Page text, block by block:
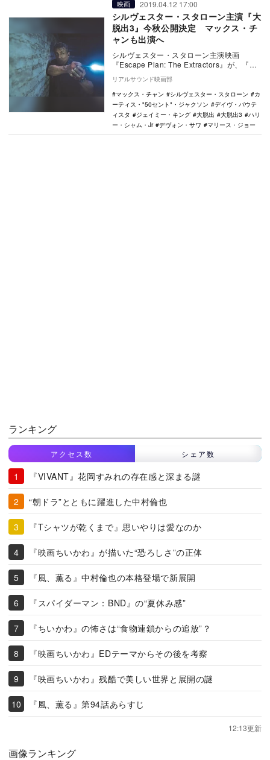
映画 2019.04.12 17:00
シルヴェスター・スタローン主演『大
脱出3』今秋公開決定 マックス・チ
ャンも出演へ
シルヴェスター・スタローン主演映画
『Escape Plan: The Extractors』が、『大
脱出3』の邦題で今秋公開され…
リアルサウンド映画部
マックス・チャン
シルヴェスター・スタローン
カ
ーティス・"50セント"・ジャクソン
デイヴ・バウテ
ィスタ
ジェイミー・キング 大脱出 大脱出3
ハリ
ー・シャム・Jr
デヴォン・サワ マリース・ジョー
ランキング
アクセス数 シェア数
『VIVANT』花岡すみれの存在感と深まる謎
“朝ドラ”とともに躍進した中村倫也
『Tシャツが乾くまで』思いやりは愛なのか
『映画ちいかわ』が描いた“恐ろしさ”の正体
『風、薫る』中村倫也の本格登場で新展開
『スパイダーマン：BND』の“夏休み感”
『ちいかわ』の怖さは“食物連鎖からの追放”？
『映画ちいかわ』EDテーマからその後を考察
『映画ちいかわ』残酷で美しい世界と展開の謎
『風、薫る』第94話あらすじ
12:13更新
画像ランキング